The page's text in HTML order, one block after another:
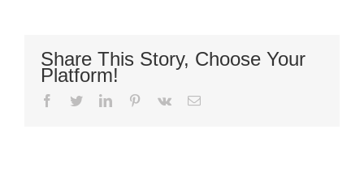
Share This Story, Choose Your
Platform!
facebooktwitterlinkedinpinterest
vk
E-